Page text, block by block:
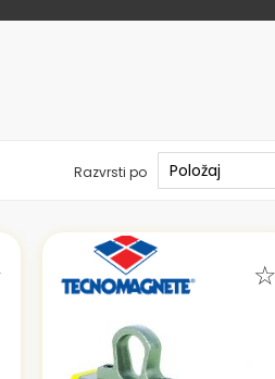
Razvrsti po